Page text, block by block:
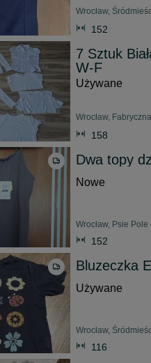
Wrocław,
152
7 Sztuk
W-F
Używane
Wrocław,
158
Dwa topy
Nowe
Wrocław, Psie
152
Bluzeczka
Używane
Wrocław,
116